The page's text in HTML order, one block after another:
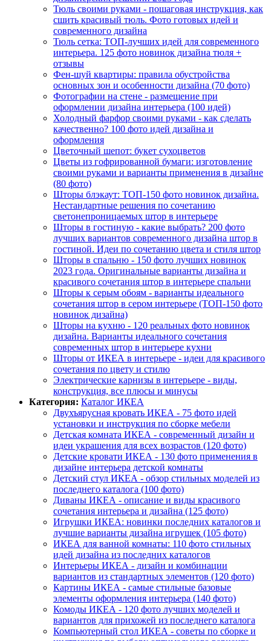
Тюль своими руками - пошаговая инструкция, как
сшить красивый тюль. Фото готовых идей и
современного дизайна
Тюль сетка: ТОП-лучших идей для современного
интерьера. 125 фото новинок дизайна тюля +
отзывы
Фен-шуй квартиры: правила обустройства
основных зон и особенности дизайна (70 фото)
Фотографии на стене - размещение при
оформлении дизайна интерьера (100 идей)
Холодный фарфор своими руками - как сделать
качественно? 100 фото идей дизайна и
оформления
Цветочный шепот: букет сухоцветов
Цветы из гофрированной бумаги: изготовление
своими руками и варианты применения в дизайне
(80 фото)
Шторы блэкаут: ТОП-150 фото новинок дизайна.
Нестандартные решения по сочетанию
светонепроницаемых штор в интерьере
Шторы в гостиную - какие выбрать? 200 фото
лучших вариантов современного дизайна штор в
гостиной. Идеи по сочетанию цвета и стиля штор
Шторы в спальню - 150 фото лучших новинок
2023 года. Оригинальные варианты дизайна и
красивого сочетания штор в интерьере спальни
Шторы к серым обоям - варианты идеального
сочетания штор в сером интерьере (ТОП-150 фото
новинок дизайна)
Шторы на кухню - 120 реальных фото новинок
дизайна. Варианты идеального сочетания
современных штор в интерьере кухни
Шторы от ИКЕА в интерьере - идеи для красивого
сочетания по цвету и стилю
Электрические карнизы в интерьере - виды,
конструкция, все плюсы и минусы
Категория: Каталог ИКЕА
Двухъярусная кровать ИКЕА - 75 фото идей
установки и инструкция по сборке мебели
Детская комната ИКЕА - современный дизайн и
идеи украшения для всех возрастов (120 фото)
Детские кровати ИКЕА - 130 фото применения в
дизайне интерьера детской комнаты
Детский стул ИКЕА - обзор стильных моделей из
последнего каталога (100 фото)
Диваны ИКЕА - описание и виды красивого
сочетания интерьера и дизайна (125 фото)
Игрушки ИКЕА: новинки последних каталогов и
лучшие варианты дизайна игрушек (105 фото)
ИКЕА для ванной комнаты: 110 фото стильных
идей дизайна из последних каталогов
Интерьеры ИКЕА - дизайн и комбинации
вариантов из стандартных элементов (120 фото)
Картины ИКЕА - самые стильные базовые
элементы оформления интерьера (140 фото)
Комоды ИКЕА - 120 фото лучших моделей и
вариантов для прихожей из последнего каталога
Компьютерный стол ИКЕА - советы по сборке и